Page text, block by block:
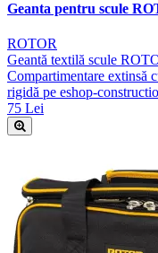
Geanta pentru scule
ROTOR
Geantă textilă scule
Compartimentare extinsă
rigidă pe eshop-
75 Lei